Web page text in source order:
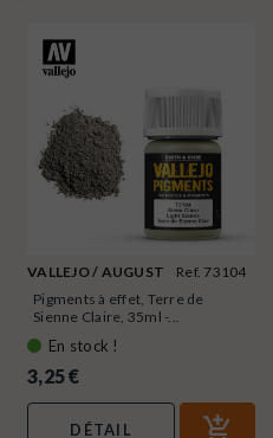
VALLEJO / AUGUST
Ref. 73104
Pigments à effet, Terre de
Sienne Claire, 35ml -...
En stock !
3,25 €
DÉTAIL